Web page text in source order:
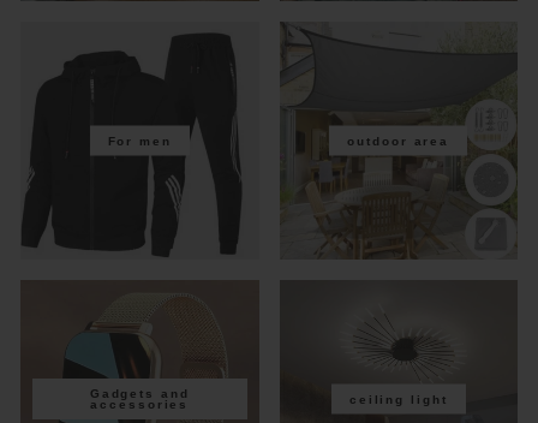
For men outdoor area
Gadgets and
accessories
ceiling light